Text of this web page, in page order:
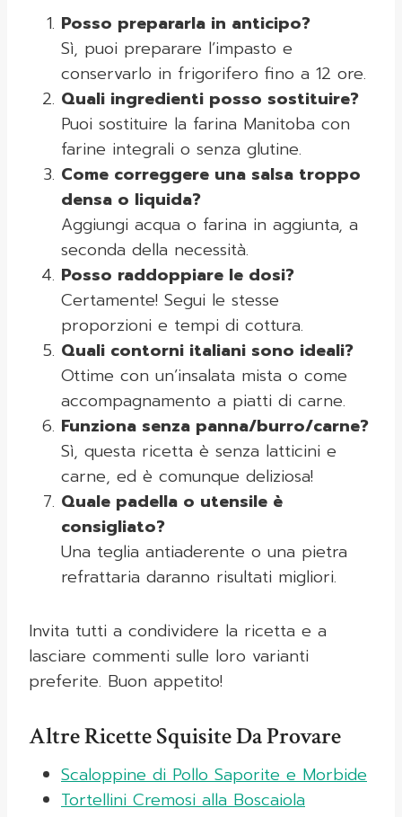
Posso prepararla in anticipo?
Sì, puoi preparare l’impasto e
conservarlo in frigorifero fino a 12 ore.
Quali ingredienti posso sostituire?
Puoi sostituire la farina Manitoba con
farine integrali o senza glutine.
Come correggere una salsa troppo
densa o liquida?
Aggiungi acqua o farina in aggiunta, a
seconda della necessità.
Posso raddoppiare le dosi?
Certamente! Segui le stesse
proporzioni e tempi di cottura.
Quali contorni italiani sono ideali?
Ottime con un’insalata mista o come
accompagnamento a piatti di carne.
Funziona senza panna/burro/carne?
Sì, questa ricetta è senza latticini e
carne, ed è comunque deliziosa!
Quale padella o utensile è
consigliato?
Una teglia antiaderente o una pietra
refrattaria daranno risultati migliori.
Invita tutti a condividere la ricetta e a
lasciare commenti sulle loro varianti
preferite. Buon appetito!
Altre Ricette Squisite Da Provare
Scaloppine di Pollo Saporite e Morbide
Tortellini Cremosi alla Boscaiola